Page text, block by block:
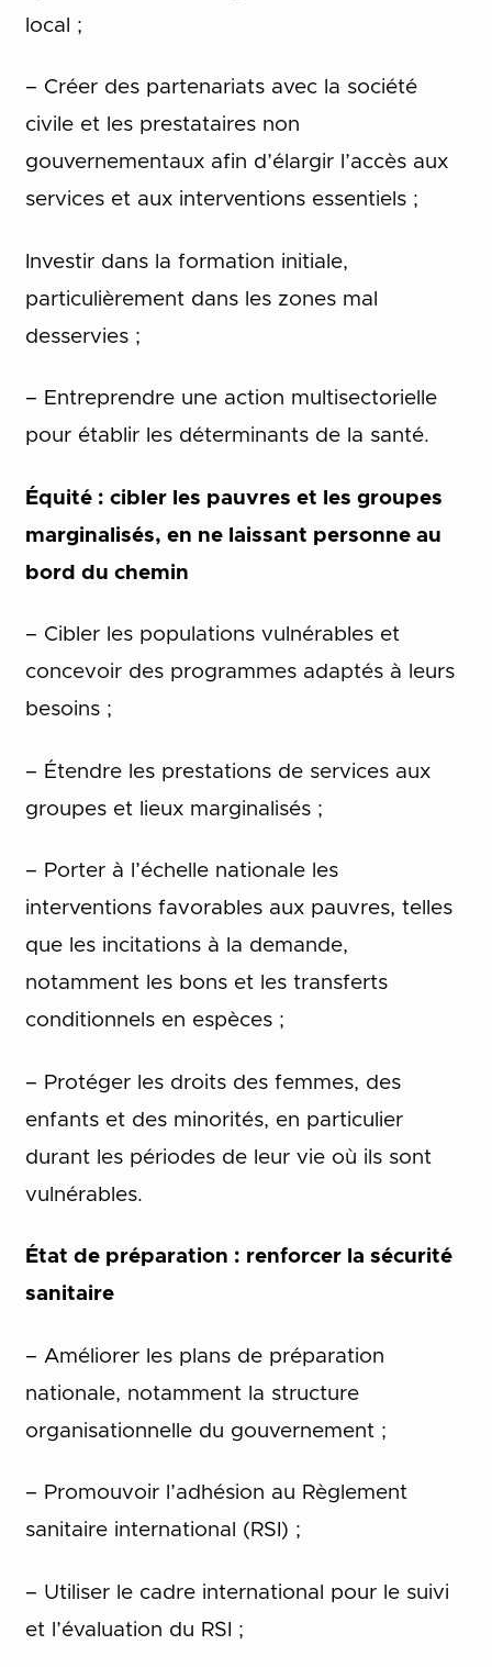
local ;
– Créer des partenariats avec la société
civile et les prestataires non
gouvernementaux afin d’élargir l’accès aux
services et aux interventions essentiels ;
Investir dans la formation initiale,
particulièrement dans les zones mal
desservies ;
– Entreprendre une action multisectorielle
pour établir les déterminants de la santé.
Équité : cibler les pauvres et les groupes
marginalisés, en ne laissant personne au
bord du chemin
– Cibler les populations vulnérables et
concevoir des programmes adaptés à leurs
besoins ;
– Étendre les prestations de services aux
groupes et lieux marginalisés ;
– Porter à l’échelle nationale les
interventions favorables aux pauvres, telles
que les incitations à la demande,
notamment les bons et les transferts
conditionnels en espèces ;
– Protéger les droits des femmes, des
enfants et des minorités, en particulier
durant les périodes de leur vie où ils sont
vulnérables.
État de préparation : renforcer la sécurité
sanitaire
– Améliorer les plans de préparation
nationale, notamment la structure
organisationnelle du gouvernement ;
– Promouvoir l’adhésion au Règlement
sanitaire international (RSI) ;
– Utiliser le cadre international pour le suivi
et l’évaluation du RSI ;